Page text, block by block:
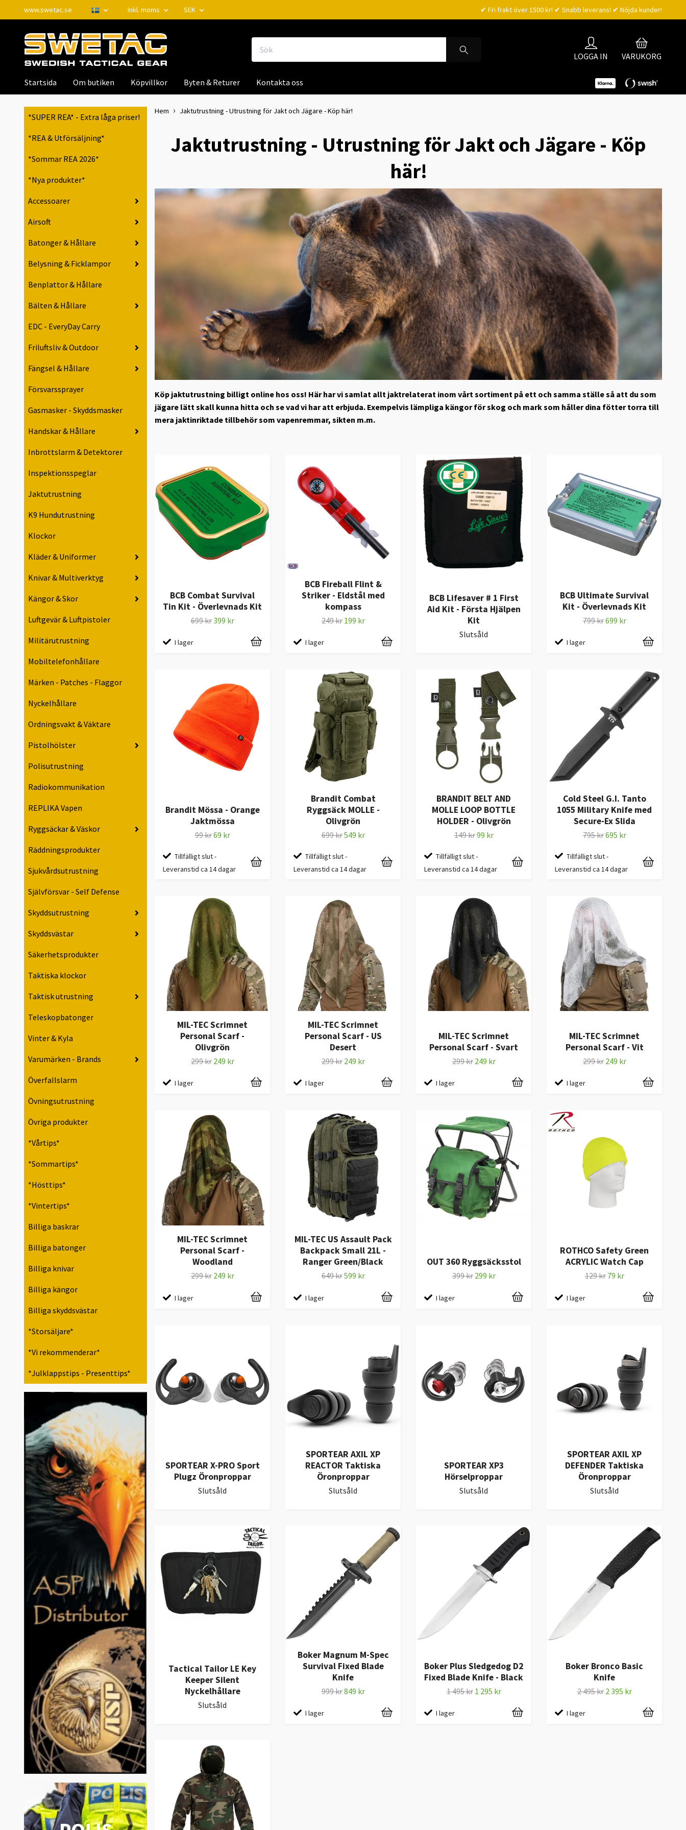
www.swetac.se Inkl. moms SEK ✔ Fri frakt över 1500 kr! ✔ Snabb leverans! ✔ Nöjda kunder!
LOGGA IN VARUKORG
Startsida Om butiken Köpvillkor Byten & Returer Kontakta oss
*SUPER REA* - Extra låga priser!
*REA & Utförsäljning*
*Sommar REA 2026*
*Nya produkter*
Accessoarer
Airsoft
Batonger & Hållare
Belysning & Ficklampor
Benplattor & Hållare
Bälten & Hållare
EDC - EveryDay Carry
Friluftsliv & Outdoor
Fängsel & Hållare
Försvarssprayer
Gasmasker - Skyddsmasker
Handskar & Hållare
Inbrottslarm & Detektorer
Inspektionsspeglar
Jaktutrustning
K9 Hundutrustning
Klockor
Kläder & Uniformer
Knivar & Multiverktyg
Kängor & Skor
Luftgevär & Luftpistoler
Militärutrustning
Mobiltelefonhållare
Märken - Patches - Flaggor
Nyckelhållare
Ordningsvakt & Väktare
Pistolhölster
Polisutrustning
Radiokommunikation
REPLIKA Vapen
Ryggsäckar & Väskor
Räddningsprodukter
Sjukvårdsutrustning
Självförsvar - Self Defense
Skyddsutrustning
Skyddsvästar
Säkerhetsprodukter
Taktiska klockor
Taktisk utrustning
Teleskopbatonger
Vinter & Kyla
Varumärken - Brands
Överfallslarm
Övningsutrustning
Övriga produkter
*Vårtips*
*Sommartips*
*Hösttips*
*Vintertips*
Billiga baskrar
Billiga batonger
Billiga knivar
Billiga kängor
Billiga skyddsvästar
*Storsäljare*
*Vi rekommenderar*
*Julklappstips - Presenttips*
Hem Jaktutrustning - Utrustning för Jakt och Jägare - Köp här!
Jaktutrustning - Utrustning för Jakt och Jägare - Köp
här!
Köp jaktutrustning billigt online hos oss! Här har vi samlat allt jaktrelaterat inom vårt sortiment på ett och samma ställe så att du som
jägare lätt skall kunna hitta och se vad vi har att erbjuda. Exempelvis lämpliga kängor för skog och mark som håller dina fötter torra till
mera jaktinriktade tillbehör som vapenremmar, sikten m.m.
BCB Combat Survival
Tin Kit - Överlevnads Kit
699 kr399 kr
I lager
BCB Fireball Flint &
Striker - Eldstål med
kompass
249 kr 199 kr
I lager
BCB Lifesaver # 1 First
Aid Kit - Första Hjälpen
Kit
Slutsåld
BCB Ultimate Survival
Kit - Överlevnads Kit
799 kr699 kr
I lager
Brandit Mössa - Orange
Jaktmössa
99 kr69 kr
Tillfälligt slut -
Leveranstid ca 14 dagar
Brandit Combat
Ryggsäck MOLLE -
Olivgrön
699 kr549 kr
Tillfälligt slut -
Leveranstid ca 14 dagar
BRANDIT BELT AND
MOLLE LOOP BOTTLE
HOLDER - Olivgrön
149 kr99 kr
Tillfälligt slut -
Leveranstid ca 14 dagar
Cold Steel G.I. Tanto
1055 Military Knife med
Secure-Ex Slida
795 kr695 kr
Tillfälligt slut -
Leveranstid ca 14 dagar
MIL-TEC Scrimnet
Personal Scarf -
Olivgrön
299 kr 249 kr
I lager
MIL-TEC Scrimnet
Personal Scarf - US
Desert
299 kr 249 kr
I lager
MIL-TEC Scrimnet
Personal Scarf - Svart
299 kr 249 kr
I lager
MIL-TEC Scrimnet
Personal Scarf - Vit
299 kr 249 kr
I lager
MIL-TEC Scrimnet
Personal Scarf -
Woodland
299 kr 249 kr
I lager
MIL-TEC US Assault Pack
Backpack Small 21L -
Ranger Green/Black
649 kr599 kr
I lager
OUT 360 Ryggsäcksstol
399 kr 299 kr
I lager
ROTHCO Safety Green
ACRYLIC Watch Cap
129 kr 79 kr
I lager
SPORTEAR X-PRO Sport
Plugz Öronproppar
Slutsåld
SPORTEAR AXIL XP
REACTOR Taktiska
Öronproppar
Slutsåld
SPORTEAR XP3
Hörselproppar
Slutsåld
SPORTEAR AXIL XP
DEFENDER Taktiska
Öronproppar
Slutsåld
Tactical Tailor LE Key
Keeper Silent
Nyckelhållare
Slutsåld
Boker Magnum M-Spec
Survival Fixed Blade
Knife
999 kr849 kr
I lager
Boker Plus Sledgedog D2
Fixed Blade Knife - Black
1 495 kr 1 295 kr
I lager
Boker Bronco Basic
Knife
2 495 kr 2 395 kr
I lager